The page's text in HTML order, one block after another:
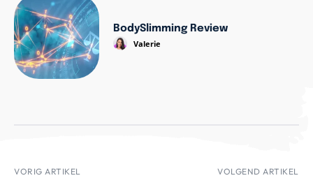
BodySlimming Review
Valerie
VORIG ARTIKEL VOLGEND ARTIKEL